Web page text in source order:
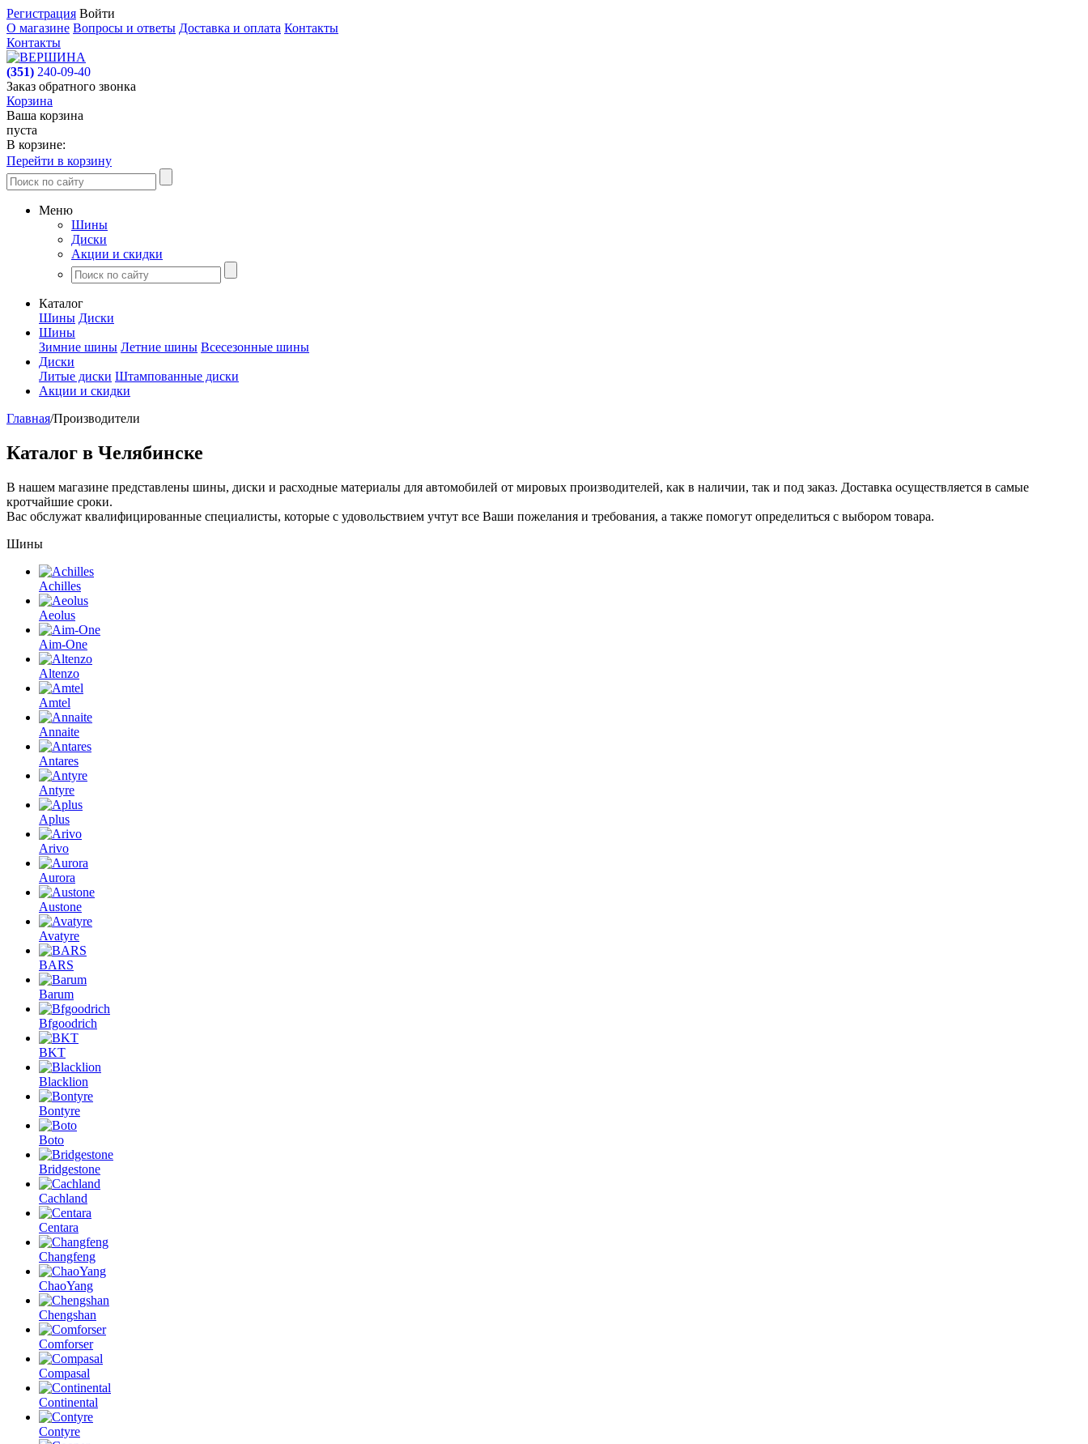
Регистрация Войти
О магазине Вопросы и ответы Доставка и оплата Контакты
Контакты
(351) 240-09-40
Заказ обратного звонка
Корзина
Ваша корзина
пуста
В корзине:
Перейти в корзину
Меню
Шины
Диски
Акции и скидки
Каталог
Шины Диски
Шины
Зимние шины Летние шины Всесезонные шины
Диски
Литые диски Штампованные диски
Акции и скидки
Главная/Производители
Каталог в Челябинске
В нашем магазине представлены шины, диски и расходные материалы для автомобилей от мировых производителей, как в наличии, так и под заказ. Доставка осуществляется в самые
кротчайшие сроки.
Вас обслужат квалифицированные специалисты, которые с удовольствием учтут все Ваши пожелания и требования, а также помогут определиться с выбором товара.
Шины
Achilles
Aeolus
Aim-One
Altenzo
Amtel
Annaite
Antares
Antyre
Aplus
Arivo
Aurora
Austone
Avatyre
BARS
Barum
Bfgoodrich
BKT
Blacklion
Bontyre
Boto
Bridgestone
Cachland
Centara
Changfeng
ChaoYang
Chengshan
Comforser
Compasal
Continental
Contyre